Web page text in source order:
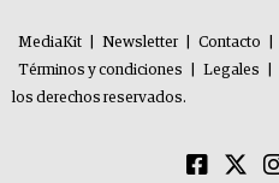
MediaKit Newsletter Contacto
Términos y condiciones
Legales
los derechos reservados.